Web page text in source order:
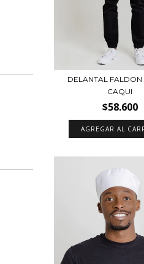
DELANTAL FALDON
CAQUI
$58.600